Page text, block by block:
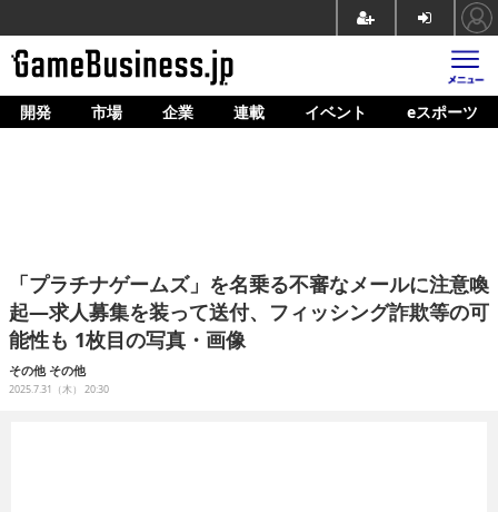
ホーム
企業動向
人材育成
産業政策
開発 市場 企業 連載 イベント eスポーツ
「プラチナゲームズ」を名乗る不審なメールに注意喚
起―求人募集を装って送付、フィッシング詐欺等の可
能性も 1枚目の写真・画像
その他 その他
2025.7.31（木） 20:30